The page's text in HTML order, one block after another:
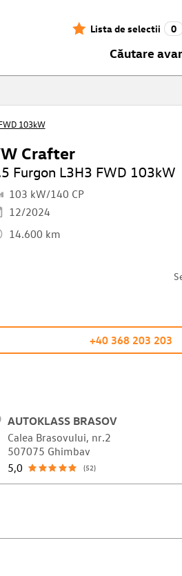
Lista de selectii 0
Căutare
103kW
Crafter
Furgon L3H3 FWD 103kW
103 kW/140 CP
12/2024
14.600 km
+40 368 203 203
AUTOKLASS BRASOV
Calea Brasovului, nr.2
507075 Ghimbav
5,0
(52)